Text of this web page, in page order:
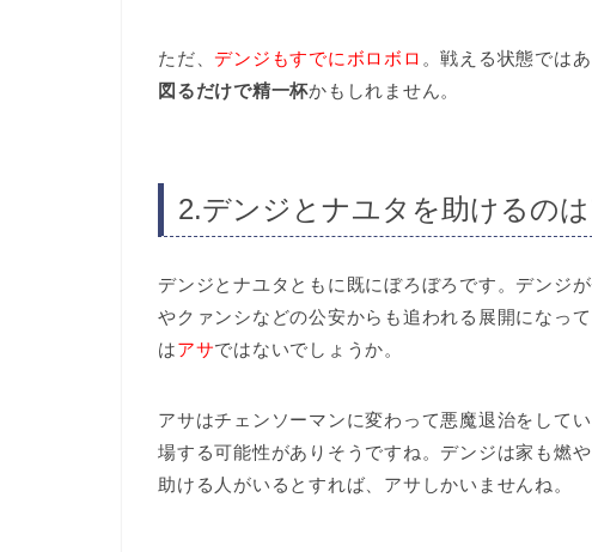
ただ、 デンジもすでにボロボロ 。戦える状態では
図るだけで精一杯かもしれません。
2.デンジとナユタを助けるのは
デンジとナユタともに既にぼろぼろです。デンジ
やクァンシなどの公安からも追われる展開になっ
はアサではないでしょうか。
アサはチェンソーマンに変わって悪魔退治をして
場する可能性がありそうですね。デンジは家も燃
助ける人がいるとすれば、アサしかいませんね。